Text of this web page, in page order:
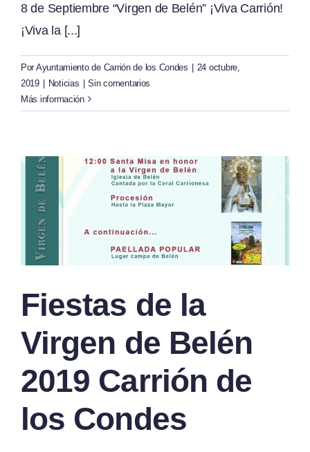
8 de Septiembre “Virgen de Belén” ¡Viva Carrión!
¡Viva la [...]
Por Ayuntamiento de Carrión de los Condes
24 octubre,
2019
Noticias
Sin comentarios
Más información
Fiestas de la
Virgen de Belén
2019 Carrión de
los Condes